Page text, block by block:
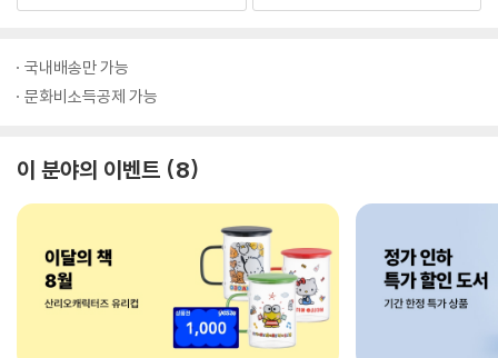
국내배송만 가능
문화비소득공제 가능
이 분야의 이벤트 8